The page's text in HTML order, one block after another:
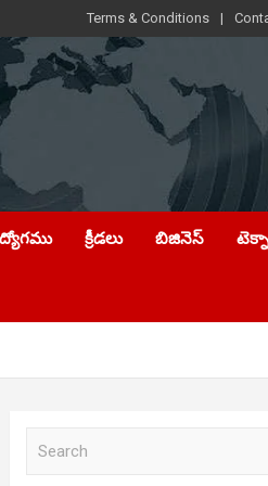
Terms & Conditions
క్రీడలు బిజినెస్